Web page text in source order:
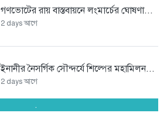
গণভোটের রায় বাস্তবায়নে লংমার্চের ঘোষণা...
2 days আগে
ইনানীর নৈসর্গিক সৌন্দর্যে শিল্পের মহামিলন...
2 days আগে
.